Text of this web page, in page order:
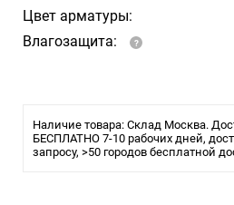
Цвет арматуры:
Влагозащита:
Наличие товара: Склад Москва.
БЕСПЛАТНО 7-10 рабочих дней,
запросу, >50 городов бесплатной